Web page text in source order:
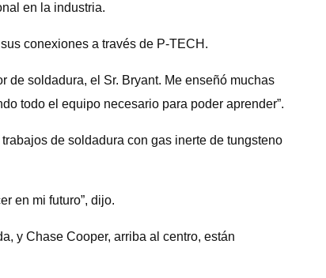
en la industria.
conexiones a través de P-TECH.
de soldadura, el Sr. Bryant. Me enseñó muchas
todo el equipo necesario para poder aprender”.
de soldadura con gas inerte de tungsteno
en mi futuro”, dijo.
y Chase Cooper, arriba al centro, están